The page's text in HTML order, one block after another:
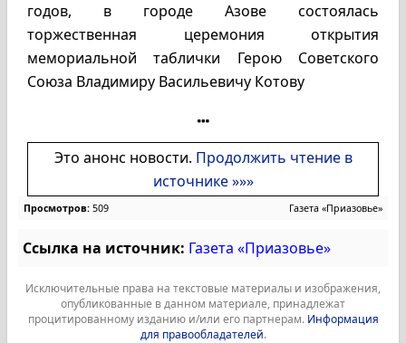
годов, в городе Азове состоялась
торжественная церемония открытия
мемориальной таблички Герою Советского
Союза Владимиру Васильевичу Котову
Это анонс новости. Продолжить чтение в
источнике »»»
Просмотров: 509 Газета «Приазовье»
Ссылка на источник: Газета «Приазовье»
Исключительные права на текстовые материалы и изображения,
опубликованные в данном материале, принадлежат
процитированному изданию и/или его партнерам. Информация
для правообладателей.